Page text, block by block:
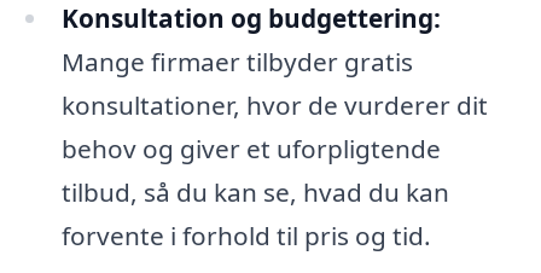
Konsultation og budgettering:
Mange firmaer tilbyder gratis
konsultationer, hvor de vurderer dit
behov og giver et uforpligtende
tilbud, så du kan se, hvad du kan
forvente i forhold til pris og tid.